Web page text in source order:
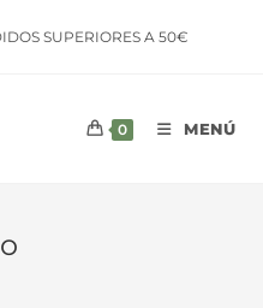
SUPERIORES A 50€
0 MENÚ